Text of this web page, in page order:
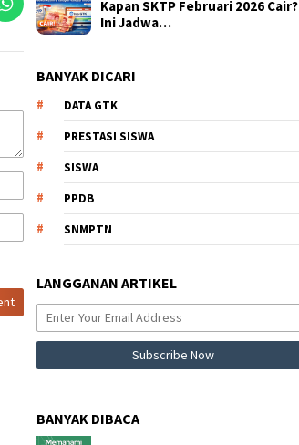
Kapan SKTP Februari 2026 Cair?
Ini Jadwa…
BANYAK DICARI
DATA GTK
PRESTASI SISWA
SISWA
PPDB
SNMPTN
LANGGANAN ARTIKEL
BANYAK DIBACA